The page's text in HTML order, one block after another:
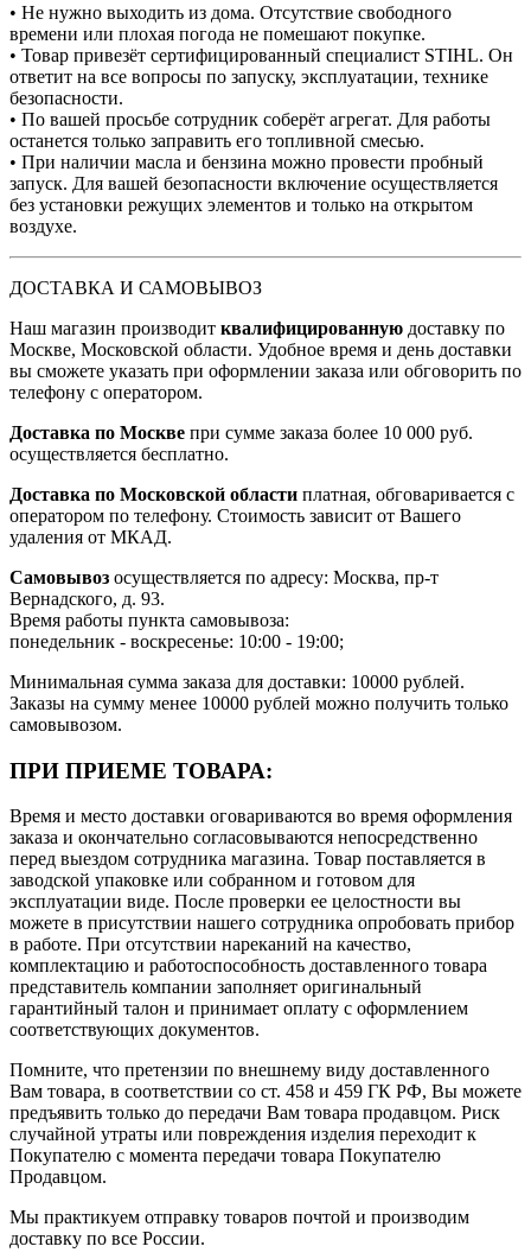
• Не нужно выходить из дома. Отсутствие свободного
времени или плохая погода не помешают покупке.
• Товар привезёт сертифицированный специалист STIHL. Он
ответит на все вопросы по запуску, эксплуатации, технике
безопасности.
• По вашей просьбе сотрудник соберёт агрегат. Для работы
останется только заправить его топливной смесью.
• При наличии масла и бензина можно провести пробный
запуск. Для вашей безопасности включение осуществляется
без установки режущих элементов и только на открытом
воздухе.
ДОСТАВКА И САМОВЫВОЗ
Наш магазин производит квалифицированную доставку по
Москве, Московской области. Удобное время и день доставки
вы сможете указать при оформлении заказа или обговорить по
телефону с оператором.
Доставка по Москве при сумме заказа более 10 000 руб.
осуществляется бесплатно.
Доставка по Московской области платная, обговаривается с
оператором по телефону. Стоимость зависит от Вашего
удаления от МКАД.
Самовывоз осуществляется по адресу: Москва, пр-т
Вернадского, д. 93.
Время работы пункта самовывоза:
понедельник - воскресенье: 10:00 - 19:00;
Минимальная сумма заказа для доставки: 10000 рублей.
Заказы на сумму менее 10000 рублей можно получить только
самовывозом.
ПРИ ПРИЕМЕ ТОВАРА:
Время и место доставки оговариваются во время оформления
заказа и окончательно согласовываются непосредственно
перед выездом сотрудника магазина. Товар поставляется в
заводской упаковке или собранном и готовом для
эксплуатации виде. После проверки ее целостности вы
можете в присутствии нашего сотрудника опробовать прибор
в работе. При отсутствии нареканий на качество,
комплектацию и работоспособность доставленного товара
представитель компании заполняет оригинальный
гарантийный талон и принимает оплату с оформлением
соответствующих документов.
Помните, что претензии по внешнему виду доставленного
Вам товара, в соответствии со ст. 458 и 459 ГК РФ, Вы можете
предъявить только до передачи Вам товара продавцом. Риск
случайной утраты или повреждения изделия переходит к
Покупателю с момента передачи товара Покупателю
Продавцом.
Мы практикуем отправку товаров почтой и производим
доставку по все России.